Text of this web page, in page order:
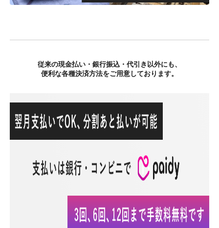
従来の現金払い・銀行振込・代引き以外にも、
便利な各種決済方法をご用意しております。